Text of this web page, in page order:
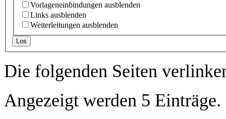
Vorlageneinbindungen ausblenden
Links ausblenden
Weiterleitungen ausblenden
Los
Die folgenden Seiten
Angezeigt werden 5 Einträge.